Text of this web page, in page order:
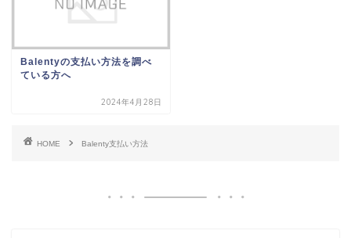
Balentyの支払い方法を調べ
ている方へ
2024年4月28日
HOME Balenty支払い方法